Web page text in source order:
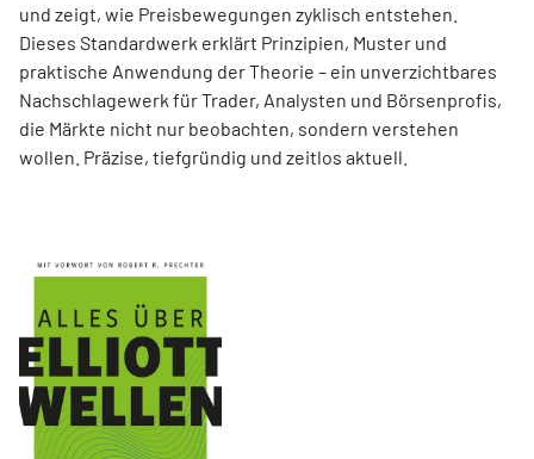
und zeigt, wie Preisbewegungen zyklisch entstehen.
Dieses Standardwerk erklärt Prinzipien, Muster und
praktische Anwendung der Theorie – ein unverzichtbares
Nachschlagewerk für Trader, Analysten und Börsenprofis,
die Märkte nicht nur beobachten, sondern verstehen
wollen. Präzise, tiefgründig und zeitlos aktuell.